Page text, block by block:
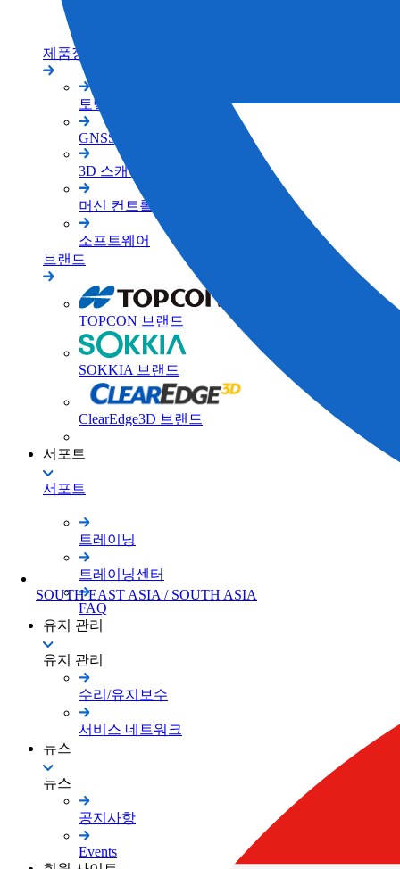
제품정보 카테고리
토탈 스테이션
GNSS
3D 스캐너
머신 컨트롤
소프트웨어
브랜드
TOPCON 브랜드
SOKKIA 브랜드
ClearEdge3D 브랜드
서포트
서포트
트레이닝
트레이닝센터
FAQ
유지 관리
유지 관리
수리/유지보수
서비스 네트워크
뉴스
뉴스
공지사항
Events
SOUTH EAST ASIA / SOUTH ASIA